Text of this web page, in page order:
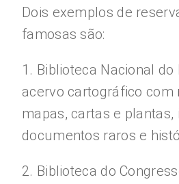
Dois exemplos de
famosas são:
1. Biblioteca Nacional
acervo cartográfico com
mapas, cartas e plantas,
documentos raros e
2. Biblioteca do